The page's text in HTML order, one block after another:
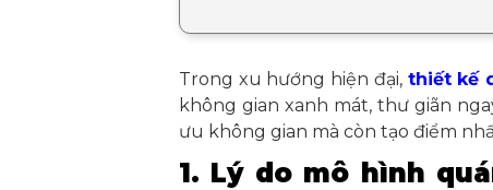
Trong xu hướng hiện đại, thiết kế
không gian xanh mát, thư giãn
ưu không gian mà còn tạo điểm
1. Lý do mô hình